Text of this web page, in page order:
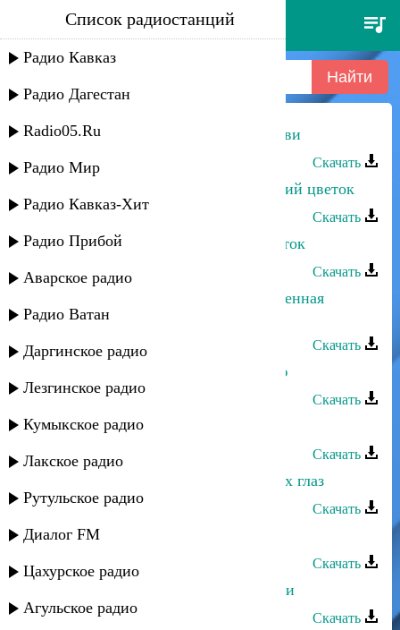
марина мустафаева - цветок
любви
Список радиостанций
Радио Кавказ
Радио Дагестан
Radio05.Ru
Радио Мир
Радио Кавказ-Хит
Радио Прибой
Аварское радио
Радио Ватан
Даргинское радио
Лезгинское радио
Кумыкское радио
Лакское радио
Рутульское радио
Диалог FM
Цахурское радио
Агульское радио
Марина Мустафаева - Цветок любви
Скачать
Марина Мустафаева - Мой весенний цветок
Скачать
Марина Мустафаева - Горный цветок
Скачать
Марина Мустафаева - Твоя драгоценная
жизнь
Скачать
Марина Мустафаева - Для вас пою
Скачать
Марина Мустафаева - Уркили
Скачать
Марина Мустафаева - Солнце моих глаз
Скачать
Марина Мустафаева - Весна
Скачать
Загидат Муслимова - Цветок любви
Скачать